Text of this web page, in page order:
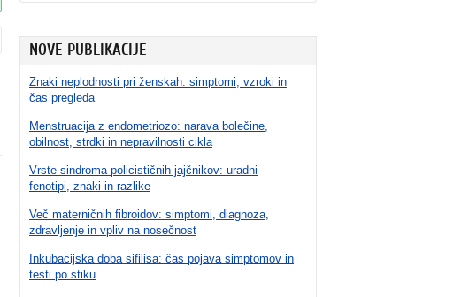
NOVE PUBLIKACIJE
Znaki neplodnosti pri ženskah: simptomi, vzroki in
čas pregleda
Menstruacija z endometriozo: narava bolečine,
obilnost, strdki in nepravilnosti cikla
Vrste sindroma policističnih jajčnikov: uradni
fenotipi, znaki in razlike
Več materničnih fibroidov: simptomi, diagnoza,
zdravljenje in vpliv na nosečnost
Inkubacijska doba sifilisa: čas pojava simptomov in
testi po stiku